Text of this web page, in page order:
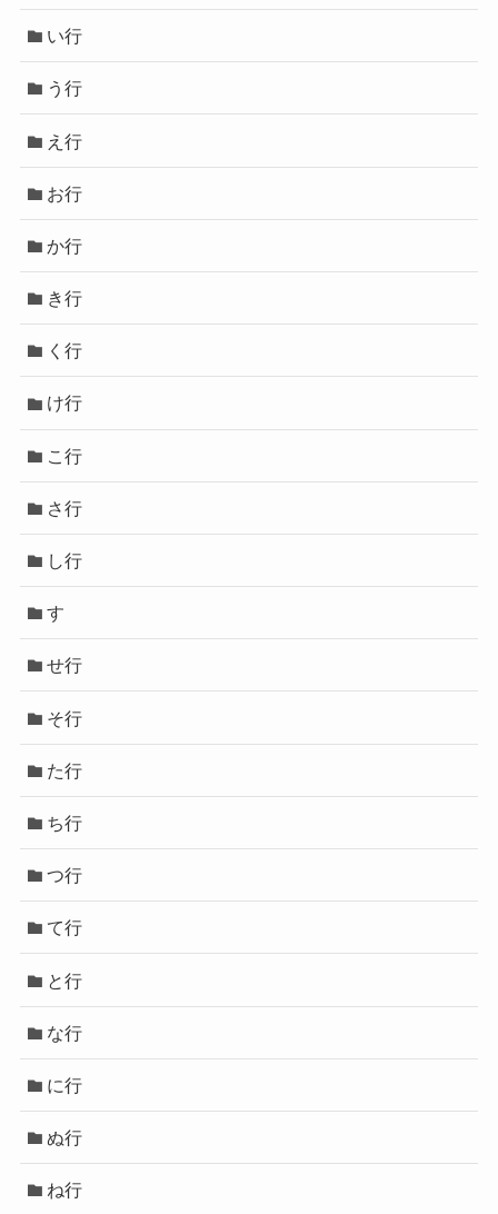
い行
う行
え行
お行
か行
き行
く行
け行
こ行
さ行
し行
す
せ行
そ行
た行
ち行
つ行
て行
と行
な行
に行
ぬ行
ね行